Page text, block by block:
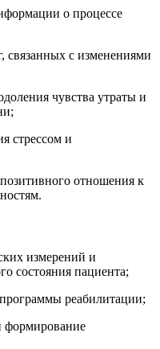
о процессе
связанных с изменениями
чувства утраты и
стрессом и
отношения к
измерений и
состояния пациента;
реабилитации;
формирование